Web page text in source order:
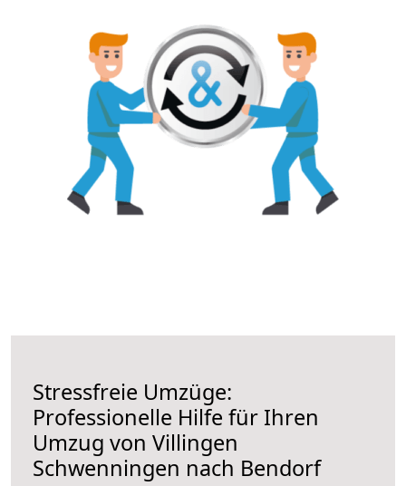
Stressfreie Umzüge:
Professionelle Hilfe für Ihren
Umzug von Villingen
Schwenningen nach Bendorf